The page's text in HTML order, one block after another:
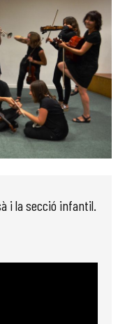
i la secció infantil.